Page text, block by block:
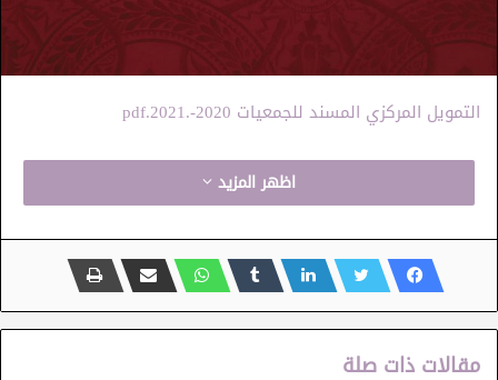
التمويل المركزي المسند للجمعيات 2020-.2021.pdf
اظهر المزيد
مقالات ذات صلة